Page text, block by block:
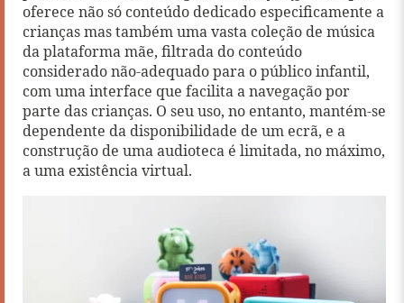
oferece não só conteúdo dedicado especificamente a
crianças mas também uma vasta coleção de música
da plataforma mãe, filtrada do conteúdo
considerado não-adequado para o público infantil,
com uma interface que facilita a navegação por
parte das crianças. O seu uso, no entanto, mantém-se
dependente da disponibilidade de um ecrã, e a
construção de uma audioteca é limitada, no máximo,
a uma existência virtual.